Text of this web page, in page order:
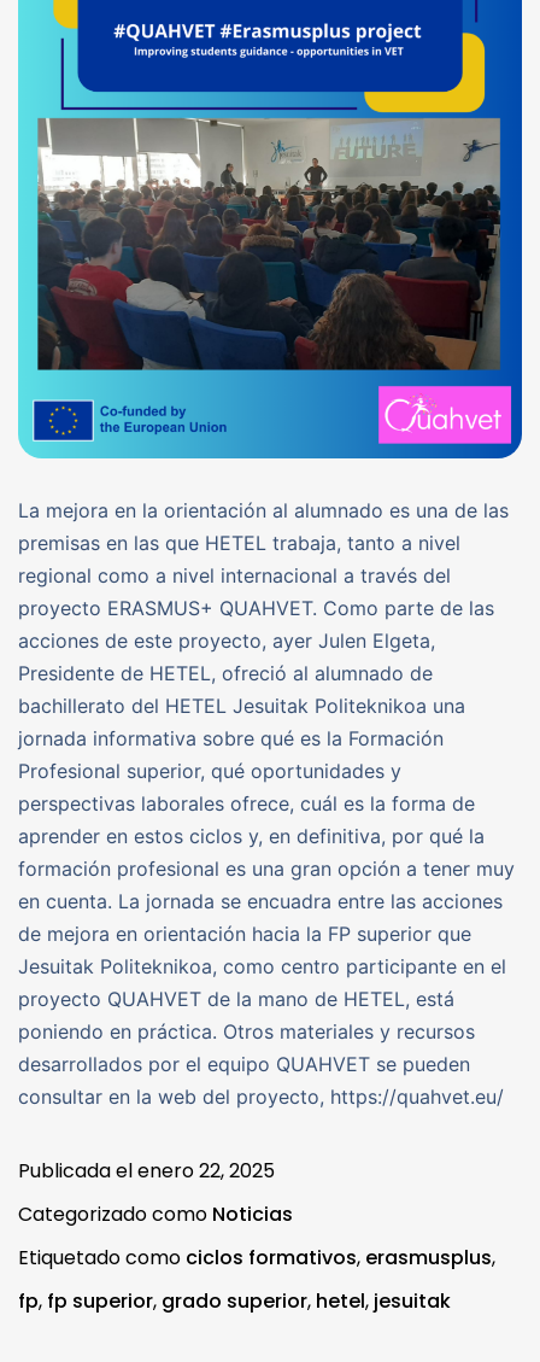
La mejora en la orientación al alumnado es una de las
premisas en las que HETEL trabaja, tanto a nivel
regional como a nivel internacional a través del
proyecto ERASMUS+ QUAHVET. Como parte de las
acciones de este proyecto, ayer Julen Elgeta,
Presidente de HETEL, ofreció al alumnado de
bachillerato del HETEL Jesuitak Politeknikoa una
jornada informativa sobre qué es la Formación
Profesional superior, qué oportunidades y
perspectivas laborales ofrece, cuál es la forma de
aprender en estos ciclos y, en definitiva, por qué la
formación profesional es una gran opción a tener muy
en cuenta. La jornada se encuadra entre las acciones
de mejora en orientación hacia la FP superior que
Jesuitak Politeknikoa, como centro participante en el
proyecto QUAHVET de la mano de HETEL, está
poniendo en práctica. Otros materiales y recursos
desarrollados por el equipo QUAHVET se pueden
consultar en la web del proyecto, https://quahvet.eu/
Publicada elenero 22, 2025
Categorizado como Noticias
Etiquetado como ciclos formativos, erasmusplus,
fp, fp superior, grado superior, hetel, jesuitak